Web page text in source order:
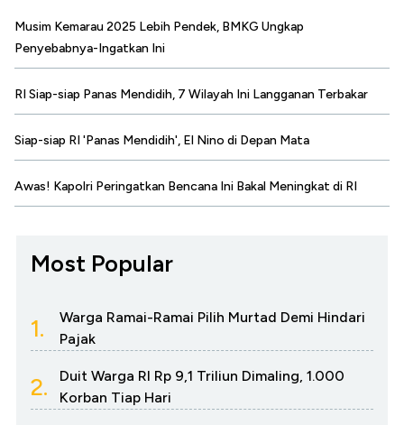
Musim Kemarau 2025 Lebih Pendek, BMKG Ungkap
Penyebabnya-Ingatkan Ini
RI Siap-siap Panas Mendidih, 7 Wilayah Ini Langganan Terbakar
Siap-siap RI 'Panas Mendidih', El Nino di Depan Mata
Awas! Kapolri Peringatkan Bencana Ini Bakal Meningkat di RI
Most Popular
1.
Warga Ramai-Ramai Pilih Murtad Demi Hindari
Pajak
2.
Duit Warga RI Rp 9,1 Triliun Dimaling, 1.000
Korban Tiap Hari